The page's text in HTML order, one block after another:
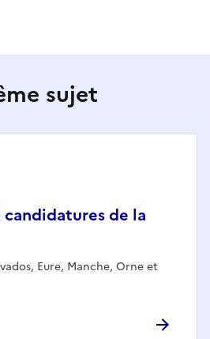
sujet
candidatures de la
Eure, Manche, Orne et